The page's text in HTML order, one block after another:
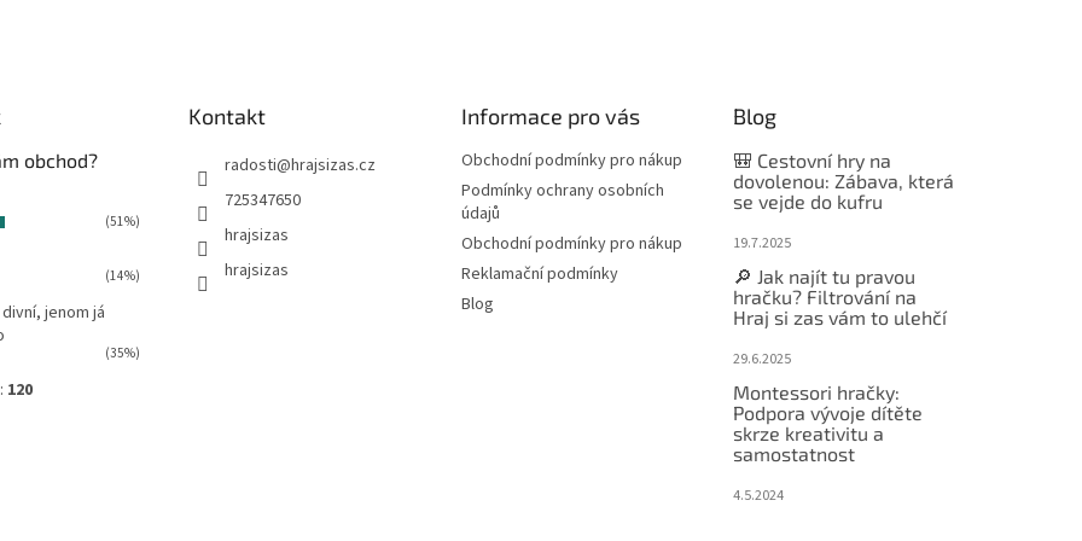
r
k
y
ý
obchod?
(51%)
(14%)
jenom já
(35%)
120
Kontakt
radosti@hrajsizas.cz
725347650
hrajsizas
hrajsizas
Informace pro vás
Obchodní podmínky pro nákup
Podmínky ochrany osobních
údajů
Obchodní podmínky pro nákup
Reklamační podmínky
Blog
Blog
🎒 Cestovní hry na
dovolenou: Zábava, která
se vejde do kufru
19.7.2025
🔎 Jak najít tu pravou
hračku? Filtrování na
Hraj si zas vám to ulehčí
29.6.2025
Montessori hračky:
Podpora vývoje dítěte
skrze kreativitu a
samostatnost
4.5.2024